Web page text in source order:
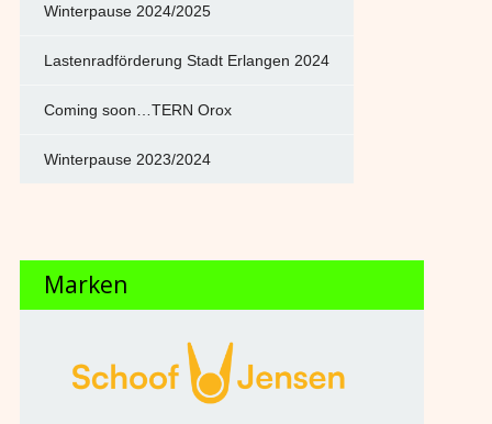
Winterpause 2024/2025
Lastenradförderung Stadt Erlangen 2024
Coming soon…TERN Orox
Winterpause 2023/2024
Marken